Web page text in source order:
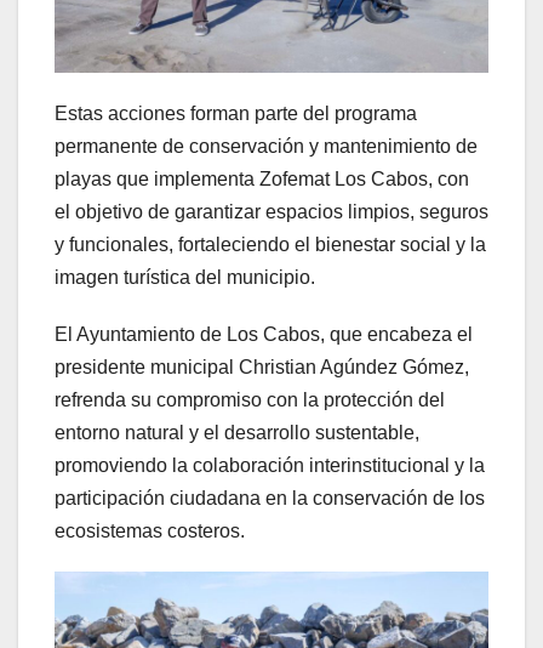
Estas acciones forman parte del programa
permanente de conservación y mantenimiento de
playas que implementa Zofemat Los Cabos, con
el objetivo de garantizar espacios limpios, seguros
y funcionales, fortaleciendo el bienestar social y la
imagen turística del municipio.
El Ayuntamiento de Los Cabos, que encabeza el
presidente municipal Christian Agúndez Gómez,
refrenda su compromiso con la protección del
entorno natural y el desarrollo sustentable,
promoviendo la colaboración interinstitucional y la
participación ciudadana en la conservación de los
ecosistemas costeros.